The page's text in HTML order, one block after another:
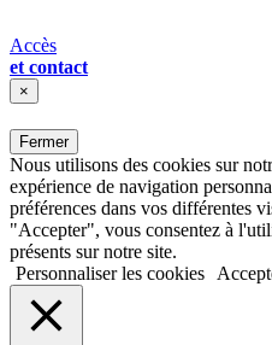
Accès
et contact
×
Fermer
Nous utilisons des cookies sur
expérience de navigation
préférences dans vos différentes
"Accepter", vous consentez à
présents sur notre site.
Personnaliser les cookies